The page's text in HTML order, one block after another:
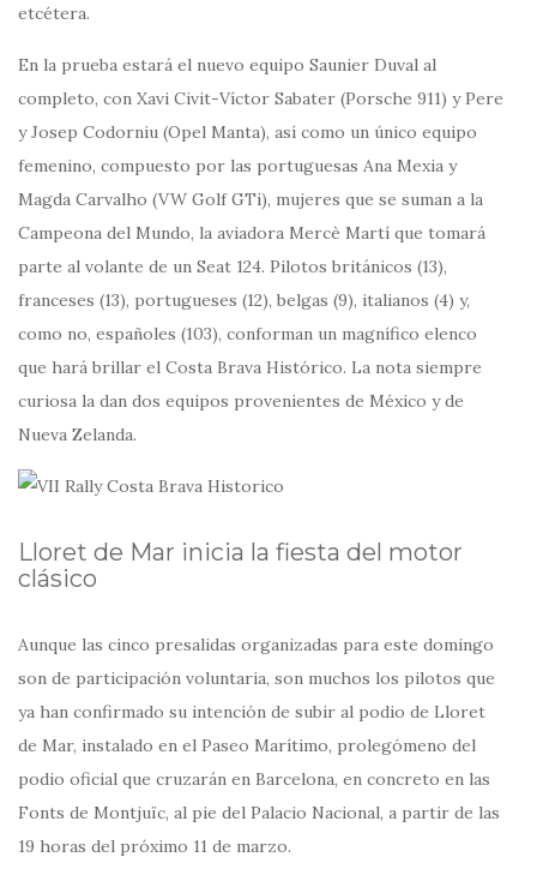
etcétera.
En la prueba estará el nuevo equipo Saunier Duval al
completo, con Xavi Civit-Víctor Sabater (Porsche 911) y Pere
y Josep Codorniu (Opel Manta), así como un único equipo
femenino, compuesto por las portuguesas Ana Mexia y
Magda Carvalho (VW Golf GTi), mujeres que se suman a la
Campeona del Mundo, la aviadora Mercè Martí que tomará
parte al volante de un Seat 124. Pilotos británicos (13),
franceses (13), portugueses (12), belgas (9), italianos (4) y,
como no, españoles (103), conforman un magnífico elenco
que hará brillar el Costa Brava Histórico. La nota siempre
curiosa la dan dos equipos provenientes de México y de
Nueva Zelanda.
Lloret de Mar inicia la fiesta del motor
clásico
Aunque las cinco presalidas organizadas para este domingo
son de participación voluntaria, son muchos los pilotos que
ya han confirmado su intención de subir al podio de Lloret
de Mar, instalado en el Paseo Marítimo, prolegómeno del
podio oficial que cruzarán en Barcelona, en concreto en las
Fonts de Montjuïc, al pie del Palacio Nacional, a partir de las
19 horas del próximo 11 de marzo.